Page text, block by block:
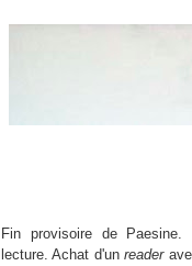
Fin provisoire de
lecture. Achat d'unreader